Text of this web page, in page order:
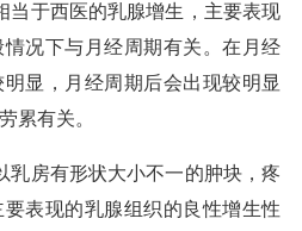
当于西医的乳腺增生，主要表现
况下与月经周期有关。在月经
显，月经周期后会出现较明显
累有关。
乳房有形状大小不一的肿块，疼
表现的乳腺组织的良性增生性